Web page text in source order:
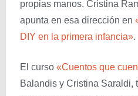
propias manos. Cristina
apunta en esa dirección en
DIY en la primera infancia».
El curso «Cuentos que
Balandis y Cristina Saraldi,